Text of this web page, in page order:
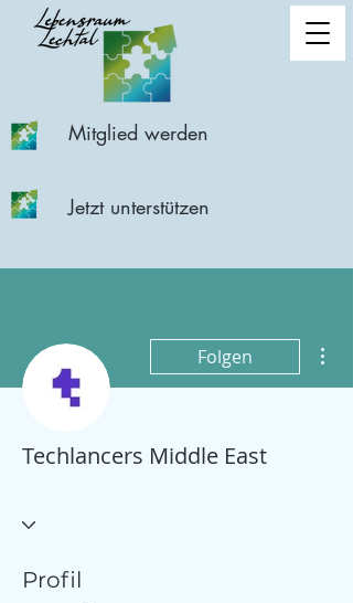
Mitglied werden
Jetzt unterstützen
Folgen
Techlancers Middle East
Profil